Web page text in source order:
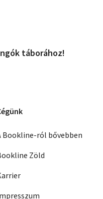
táborához!
Bookline-ról bővebben
Zöld